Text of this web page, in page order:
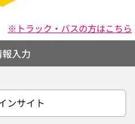
※トラック・バスの方はこちら
入力
ンサイト